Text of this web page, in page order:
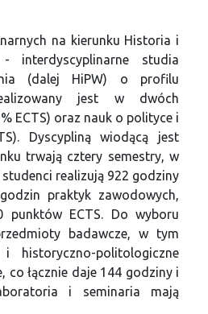
na kierunku Historia i
interdyscyplinarne studia
(dalej HiPW) o profilu
jest w dwóch
ECTS) oraz nauk o polityce i
Dyscypliną wiodącą jest
trwają cztery semestry, w
realizują 922 godziny
praktyk zawodowych,
punktów ECTS. Do wyboru
badawcze, w tym
historyczno-politologiczne
co łącznie daje 144 godziny i
i seminaria mają